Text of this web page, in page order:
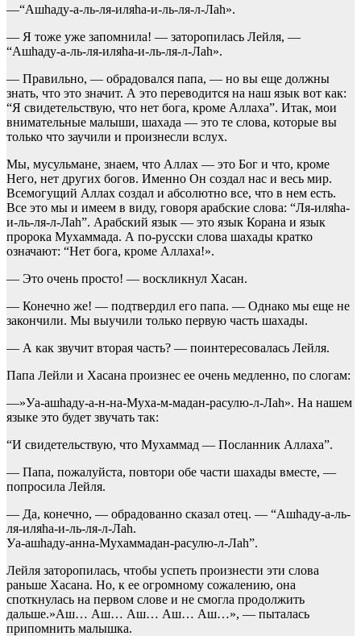
—“Ашhаду-а-ль-ля-иляhа-и-ль-ля-л-Лаh».
— Я тоже уже запомнила! — заторопилась Лейля, —
“Ашhаду-а-ль-ля-иляhа-и-ль-ля-л-Лаh».
— Правильно, — обрадовался папа, — но вы еще должны
знать, что это значит. А это переводится на наш язык вот как:
“Я свидетельствую, что нет бога, кроме Аллаха”. Итак, мои
внимательные малыши, шахада — это те слова, которые вы
только что заучили и произнесли вслух.
Мы, мусульмане, знаем, что Аллах — это Бог и что, кроме
Него, нет других богов. Именно Он создал нас и весь мир.
Всемогущий Аллах создал и абсолютно все, что в нем есть.
Все это мы и имеем в виду, говоря арабские слова: “Ля-иляhа-
и-ль-ля-л-Лаh”. Арабский язык — это язык Корана и язык
пророка Мухаммада. А по-русски слова шахады кратко
означают: “Нет бога, кроме Аллаха!».
— Это очень просто! — воскликнул Хасан.
— Конечно же! — подтвердил его папа. — Однако мы еще не
закончили. Мы выучили только первую часть шахады.
— А как звучит вторая часть? — поинтересовалась Лейля.
Папа Лейли и Хасана произнес ее очень медленно, по слогам:
—»Уа-ашhаду-а-н-на-Муха-м-мадан-расулю-л-Лаh». На нашем
языке это будет звучать так:
“И свидетельствую, что Мухаммад — Посланник Аллаха”.
— Папа, пожалуйста, повтори обе части шахады вместе, —
попросила Лейля.
— Да, конечно, — обрадованно сказал отец. — “Ашhаду-а-ль-
ля-иляhа-и-ль-ля-л-Лаh.
Уа-ашhаду-анна-Мухаммадан-расулю-л-Лаh”.
Лейля заторопилась, чтобы успеть произнести эти слова
раньше Хасана. Но, к ее огромному сожалению, она
споткнулась на первом слове и не смогла продолжить
дальше.»Аш… Аш… Аш… Аш… Аш…», — пыталась
припомнить малышка.